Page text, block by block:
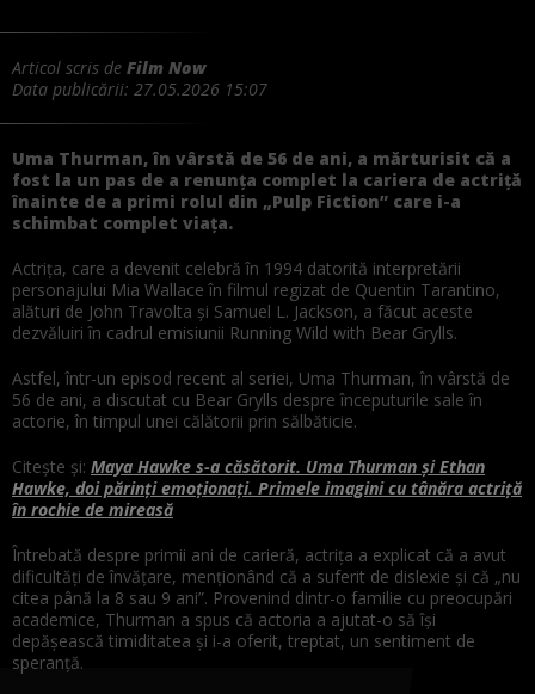
Articol scris de Film Now
Data publicării: 27.05.2026 15:07
Uma Thurman, în vârstă de 56 de ani, a mărturisit că a
fost la un pas de a renunța complet la cariera de actriță
înainte de a primi rolul din „Pulp Fiction” care i-a
schimbat complet viața.
Actrița, care a devenit celebră în 1994 datorită interpretării
personajului Mia Wallace în filmul regizat de Quentin Tarantino,
alături de John Travolta și Samuel L. Jackson, a făcut aceste
dezvăluiri în cadrul emisiunii Running Wild with Bear Grylls.
Astfel, într-un episod recent al seriei, Uma Thurman, în vârstă de
56 de ani, a discutat cu Bear Grylls despre începuturile sale în
actorie, în timpul unei călătorii prin sălbăticie.
Citește și: Maya Hawke s-a căsătorit. Uma Thurman și Ethan
Hawke, doi părinți emoționați. Primele imagini cu tânăra actriță
în rochie de mireasă
Întrebată despre primii ani de carieră, actrița a explicat că a avut
dificultăți de învățare, menționând că a suferit de dislexie și că „nu
citea până la 8 sau 9 ani”. Provenind dintr-o familie cu preocupări
academice, Thurman a spus că actoria a ajutat-o să își
depășească timiditatea și i-a oferit, treptat, un sentiment de
speranță.